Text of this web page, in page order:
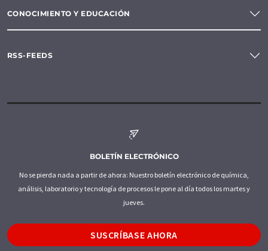
CONOCIMIENTO Y EDUCACIÓN
RSS-FEEDS
BOLETÍN ELECTRÓNICO
No se pierda nada a partir de ahora: Nuestro boletín electrónico de química,
análisis, laboratorio y tecnología de procesos le pone al día todos los martes y
jueves.
SUSCRÍBASE AHORA